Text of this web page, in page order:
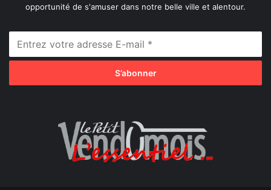
opportunité de s'amuser dans notre belle ville et alentour.